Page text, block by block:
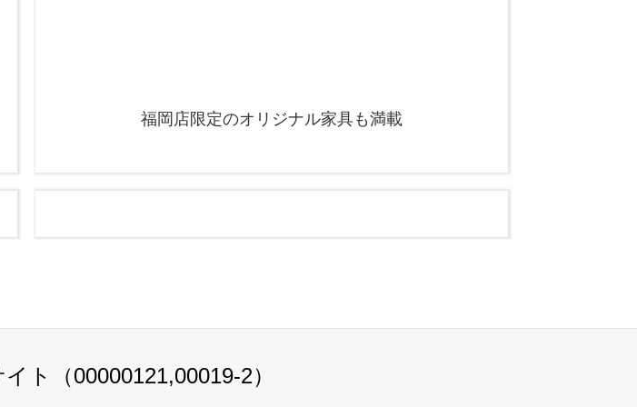
福岡店限定のオリジナル家具も満載
ト（00000121,00019-2）